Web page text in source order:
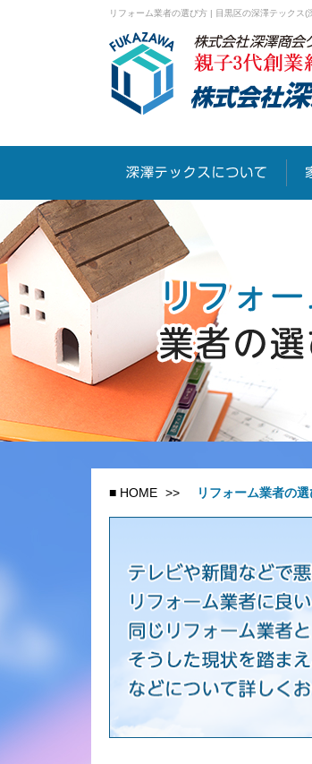
リフォーム業者の選び方 | 目黒区の深澤テックス
■ HOME >> リフォーム業者の